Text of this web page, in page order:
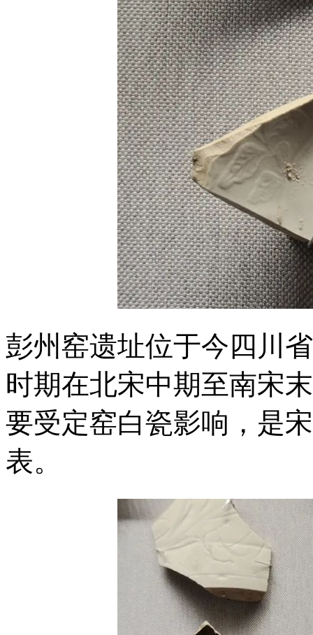
彭州窑遗址位于今四川
时期在北宋中期至南宋
要受定窑白瓷影响，是
表。